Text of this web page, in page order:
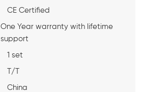
CE Certified
One Year warranty with lifetime
support
1 set
T/T
China